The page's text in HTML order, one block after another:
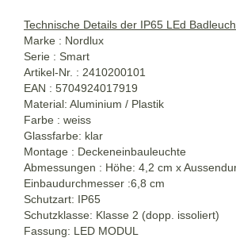
Technische Details der IP65 LEd
Marke : Nordlux
Serie : Smart
Artikel-Nr. : 2410200101
EAN : 5704924017919
Material: Aluminium / Plastik
Farbe : weiss
Glassfarbe: klar
Montage : Deckeneinbauleuchte
Abmessungen : Höhe: 4,2 cm x
Einbaudurchmesser :6,8 cm
Schutzart: IP65
Schutzklasse: Klasse 2 (dopp. issoliert)
Fassung: LED MODUL